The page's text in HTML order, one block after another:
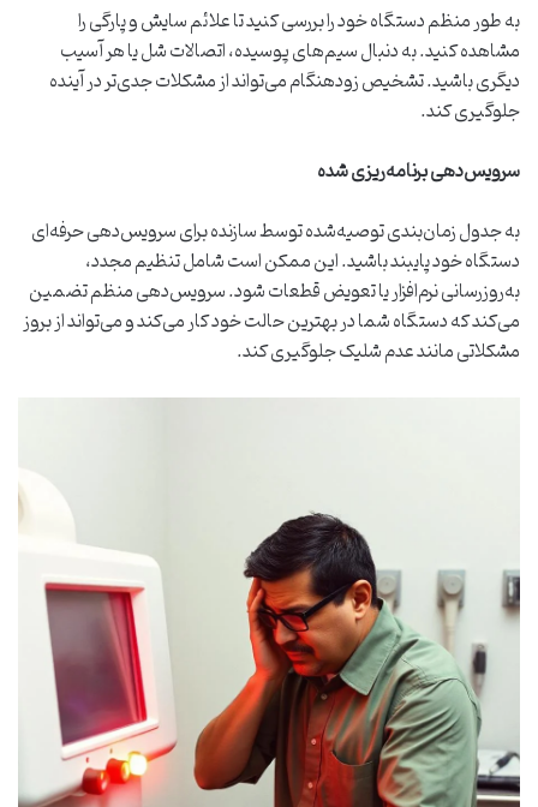
به طور منظم دستگاه خود را بررسی کنید تا علائم سایش و پارگی را
مشاهده کنید. به دنبال سیم‌های پوسیده، اتصالات شل یا هر آسیب
دیگری باشید. تشخیص زودهنگام می‌تواند از مشکلات جدی‌تر در آینده
جلوگیری کند.
سرویس‌دهی برنامه‌ریزی شده
به جدول زمان‌بندی توصیه‌شده توسط سازنده برای سرویس‌دهی حرفه‌ای
دستگاه خود پایبند باشید. این ممکن است شامل تنظیم مجدد،
به‌روزرسانی نرم‌افزار یا تعویض قطعات شود. سرویس‌دهی منظم تضمین
می‌کند که دستگاه شما در بهترین حالت خود کار می‌کند و می‌تواند از بروز
مشکلاتی مانند عدم شلیک جلوگیری کند.